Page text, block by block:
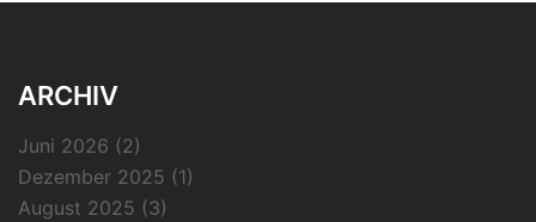
ARCHIV
Juni 2026 (2)
Dezember 2025 (1)
August 2025 (3)